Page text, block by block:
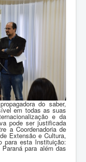
do saber,
em todas as suas
e da
pode ser justificada
a Coordenadoria de
Extensão e Cultura,
para esta Instituição:
para além das